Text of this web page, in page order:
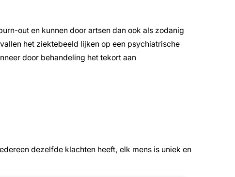
out en kunnen door artsen dan ook als zodanig
het ziektebeeld lijken op een psychiatrische
door behandeling het tekort aan
dezelfde klachten heeft, elk mens is uniek en